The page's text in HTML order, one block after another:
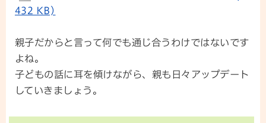
432 KB)
親子だからと言って何でも通じ合うわけではないです
よね。
子どもの話に耳を傾けながら、親も日々アップデート
していきましょう。